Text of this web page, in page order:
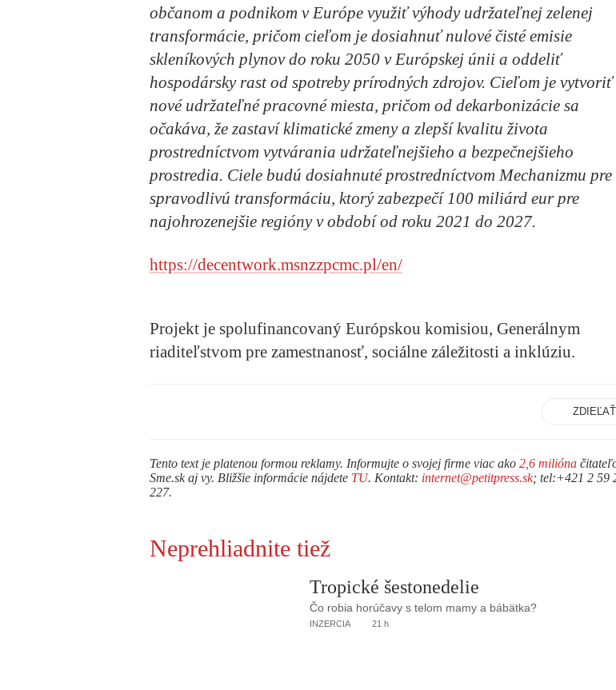
občanom a podnikom v Európe využiť výhody udržateľnej zelenej
transformácie, pričom cieľom je dosiahnuť nulové čisté emisie
skleníkových plynov do roku 2050 v Európskej únii a oddeliť
hospodársky rast od spotreby prírodných zdrojov. Cieľom je vytvoriť
nové udržateľné pracovné miesta, pričom od dekarbonizácie sa
očakáva, že zastaví klimatické zmeny a zlepší kvalitu života
prostredníctvom vytvárania udržateľnejšieho a bezpečnejšieho
prostredia. Ciele budú dosiahnuté prostredníctvom Mechanizmu pre
spravodlivú transformáciu, ktorý zabezpečí 100 miliárd eur pre
najohrozenejšie regióny v období od roku 2021 do 2027.
https://decentwork.msnzzpcmc.pl/en/
Projekt je spolufinancovaný Európskou komisiou, Generálnym
riaditeľstvom pre zamestnanosť, sociálne záležitosti a inklúziu.
ZDIEĽAŤ
Tento text je platenou formou reklamy. Informujte o svojej firme viac ako 2,6 milióna
Sme.sk aj vy. Bližšie informácie nájdete TU. Kontakt: internet@petitpress.sk; tel:+421 2 59
227.
Neprehliadnite tiež
Tropické šestonedelie
Čo robia horúčavy s telom mamy a bábätka?
INZERCIA 21 h